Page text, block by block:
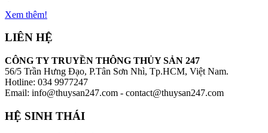
Xem thêm!
LIÊN HỆ
CÔNG TY TRUYỀN THÔNG THỦY SẢN 247
56/5 Trần Hưng Đạo, P.Tân Sơn Nhì, Tp.HCM, Việt Nam.
Hotline: 034 9977247
Email: info@thuysan247.com - contact@thuysan247.com
HỆ SINH THÁI